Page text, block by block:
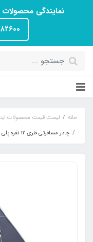
نمایندگی
خانه لیست قیمت محصولات
چادر مسافرتی فنری 12 نفره پلی استر ایرانی